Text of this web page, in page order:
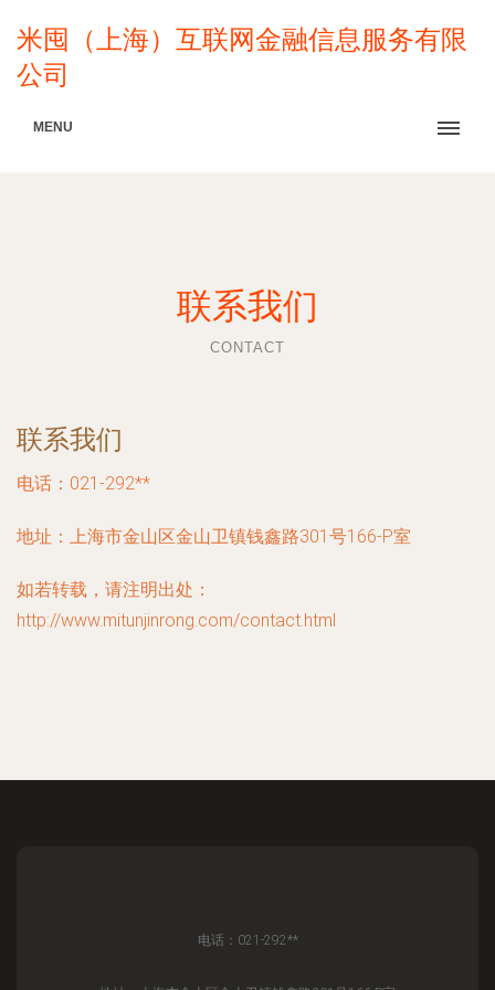
米囤（上海）互联网金融信息服务有限
公司
MENU
联系我们
CONTACT
联系我们
电话：021-292**
地址：上海市金山区金山卫镇钱鑫路301号166-P室
如若转载，请注明出处：
http://www.mitunjinrong.com/contact.html
电话：021-292**